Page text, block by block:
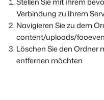
Verbindung zu Ihrem
Navigieren Sie zu dem
content/uploads/
Löschen Sie den Ordner
entfernen möchten